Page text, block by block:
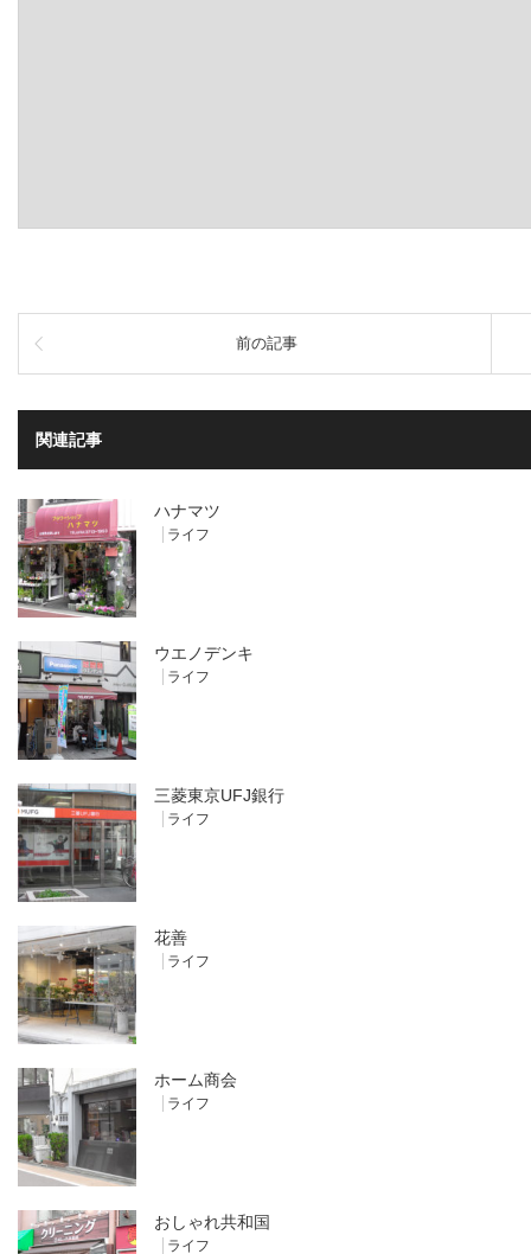
前の記事
関連記事
ハナマツ
ライフ
ウエノデンキ
ライフ
三菱東京UFJ銀行
ライフ
花善
ライフ
ホーム商会
ライフ
おしゃれ共和国
ライフ